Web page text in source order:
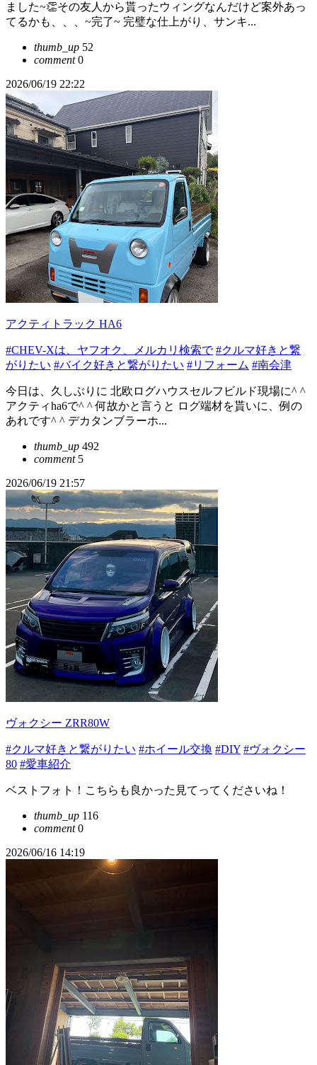
ました~👏その友人から貰ったウィングなんだけど案外あっ
てるかも、、、~完了~ 完璧な仕上がり、サンキ...
thumb_up 52
comment0
2026/06/19 22:22
アクティトラック HA6
#CHEV-Xは、ヤフオク、メルカリ検索で #クルマ好きと繋
がりたい #バイク好きと繋がりたい #リフォーム #南会津
今日は、久しぶりに 北欧ログハウスセルフビルド現場に^ ^
アクティha6で^ ^ 何故かと言うと ログ端材を貰いに、例の
あれです^ ^ デカタンブラーホ...
thumb_up 492
comment5
2026/06/19 21:57
ヴォクシー ZRR80W
#クルマ好きと繋がりたい #ホイール交換 #DIY #ヴォクシー
80 #愛車紹介
ベストフォト！こちらも良かった見てってくださいね！
thumb_up 116
comment0
2026/06/16 14:19